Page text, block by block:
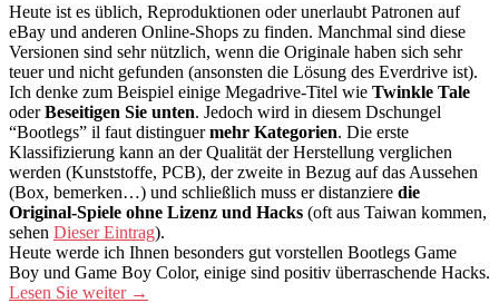
Heute ist es üblich, Reproduktionen oder unerlaubt Patronen auf
eBay und anderen Online-Shops zu finden. Manchmal sind diese
Versionen sind sehr nützlich, wenn die Originale haben sich sehr
teuer und nicht gefunden (ansonsten die Lösung des Everdrive ist).
Ich denke zum Beispiel einige Megadrive-Titel wie Twinkle Tale
oderBeseitigen Sie unten. Jedoch wird in diesem Dschungel
“Bootlegs” il faut distinguermehr Kategorien. Die erste
Klassifizierung kann an der Qualität der Herstellung verglichen
werden (Kunststoffe, PCB), der zweite in Bezug auf das Aussehen
(Box, bemerken…) und schließlich muss er distanziere die
Original-Spiele ohne Lizenz und Hacks (oft aus Taiwan kommen,
sehen Dieser Eintrag).
Heute werde ich Ihnen besonders gut vorstellen Bootlegs Game
Boy und Game Boy Color, einige sind positiv überraschende Hacks.
Lesen Sie weiter →